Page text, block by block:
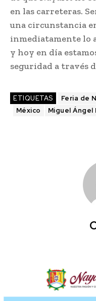
en las carreteras.
una circunstancia
inmediatamente lo
y hoy en día
seguridad a través
ETIQUETAS Feria de
México
Miguel Ángel